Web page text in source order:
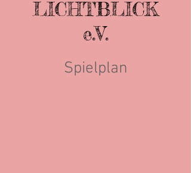
LICHTBLICK
e.V.
Spielplan